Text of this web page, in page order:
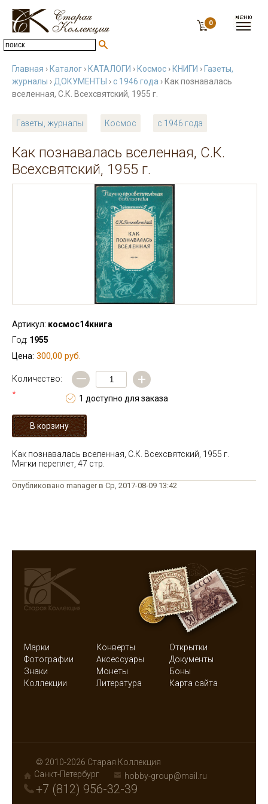
0
Главная › Каталог › КАТАЛОГИ › Космос › КНИГИ › Газеты,
журналы › ДОКУМЕНТЫ ›с 1946 года › Как познавалась
вселенная, С.К. Всехсвятский, 1955 г.
Газеты, журналы Космос с 1946 года
Как познавалась вселенная, С.К.
Всехсвятский, 1955 г.
Артикул: космос14книга
Год: 1955
Цена: 300,00 руб.
Количество:
*
— +
1 доступно для заказа
Как познавалась вселенная, С.К. Всехсвятский, 1955 г.
Мягки переплет, 47 стр.
Опубликовано manager в Ср, 2017-08-09 13:42
Марки Конверты
Открытки
Фотографии
Аксессуары
Документы
Знаки
Монеты
Боны
Коллекции
Литература Карта сайта
© 2010-2026 Старая Коллекция
Санкт-Петербург
hobby-group@mail.ru
+7 (812) 956-32-39